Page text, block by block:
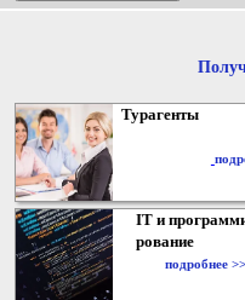
Турагенты
IT и
рование
подробнее >>